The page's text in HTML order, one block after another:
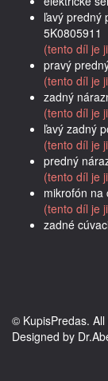
ľavý predný
5K0805911
(tento díl je
pravý
(tento díl je
zadný
(tento díl je
ľavý zadný
(tento díl je
predný
(tento díl je
mikrofón na
(tento díl je
zadné
© KupisPredas.
Designed by